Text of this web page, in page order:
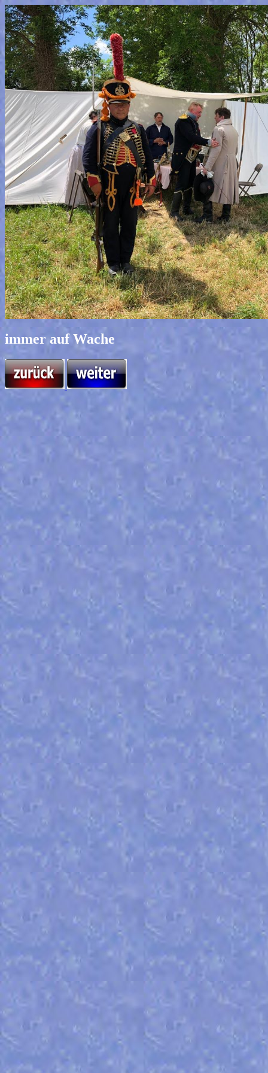
immer auf Wache